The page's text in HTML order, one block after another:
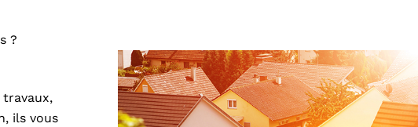
?
ils vous